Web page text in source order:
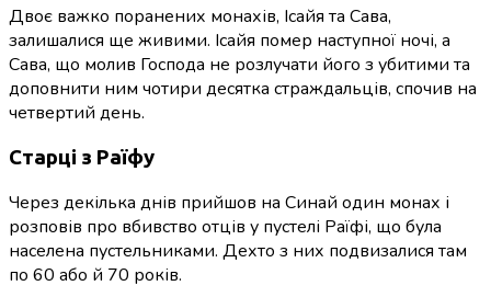
Двоє важко поранених монахів, Ісайя та Сава,
залишалися ще живими. Ісайя помер наступної ночі, а
Сава, що молив Господа не розлучати його з убитими та
доповнити ним чотири десятка страждальців, спочив на
четвертий день.
Старці з Раїфу
Через декілька днів прийшов на Синай один монах і
розповів про вбивство отців у пустелі Раїфі, що була
населена пустельниками. Дехто з них подвизалися там
по 60 або й 70 років.